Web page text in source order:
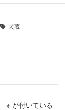
犬蔵
※ が付いている